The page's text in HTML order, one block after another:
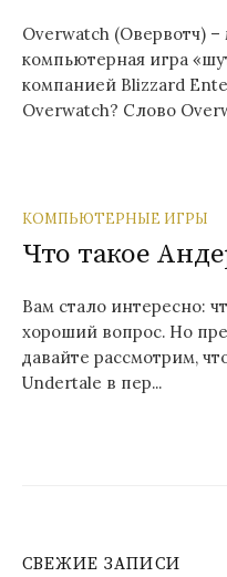
Overwatch (Овервотч) –
компьютерная игра
компанией Blizzard
Overwatch? Слово
КОМПЬЮТЕРНЫЕ ИГРЫ
Что такое
Вам стало интересно:
хороший вопрос. Но
давайте рассмотрим,
Undertale в пер...
СВЕЖИЕ ЗАПИСИ